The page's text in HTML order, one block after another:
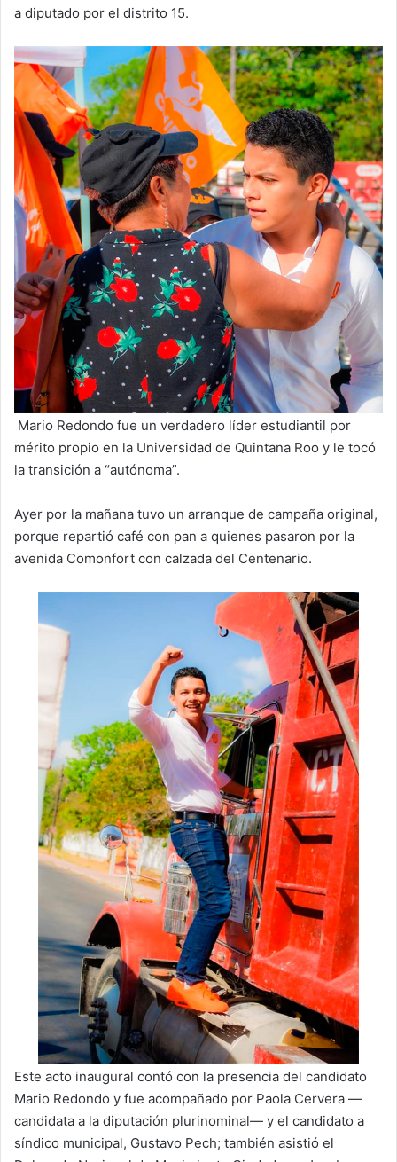
a diputado por el distrito 15.
Mario Redondo fue un verdadero líder estudiantil por
mérito propio en la Universidad de Quintana Roo y le tocó
la transición a “autónoma”.
Ayer por la mañana tuvo un arranque de campaña original,
porque repartió café con pan a quienes pasaron por la
avenida Comonfort con calzada del Centenario.
Este acto inaugural contó con la presencia del candidato
Mario Redondo y fue acompañado por Paola Cervera —
candidata a la diputación plurinominal— y el candidato a
síndico municipal, Gustavo Pech; también asistió el